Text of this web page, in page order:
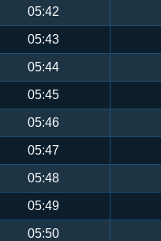
05:42
05:43
05:44
05:45
05:46
05:47
05:48
05:49
05:50